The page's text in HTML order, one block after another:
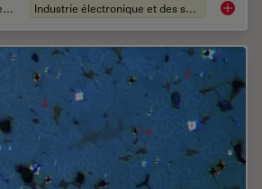
Whitepaper Industrie électronique et des semi-conducteurs